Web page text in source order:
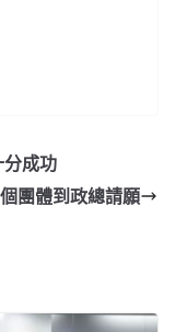
成功
團體到政總請願